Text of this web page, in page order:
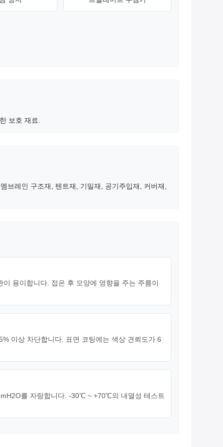
보호 재료.
브레인 구조재, 텐트재, 기밀재, 공기주입재, 커버재,
용이합니다. 접은 후 모양에 영향을 주는 주름이
이상 차단합니다. 표면 코팅에는 색상 견뢰도가 6
를 자랑합니다. -30℃ ~ +70℃의 내열성 테스트